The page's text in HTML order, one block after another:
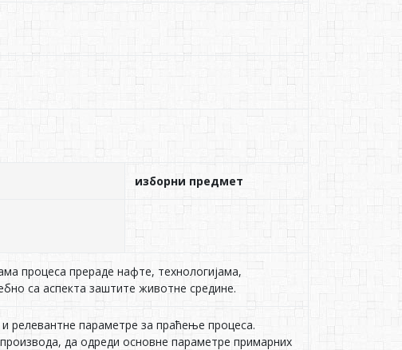
изборни предмет
процеса прераде нафте, технологијама,
са аспекта заштите животне средине.
релевантне параметре за праћење процеса.
да одреди основне параметре примарних